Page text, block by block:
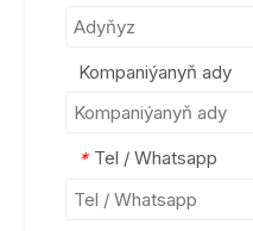
Kompaniýanyň ady
* Tel / Whatsapp